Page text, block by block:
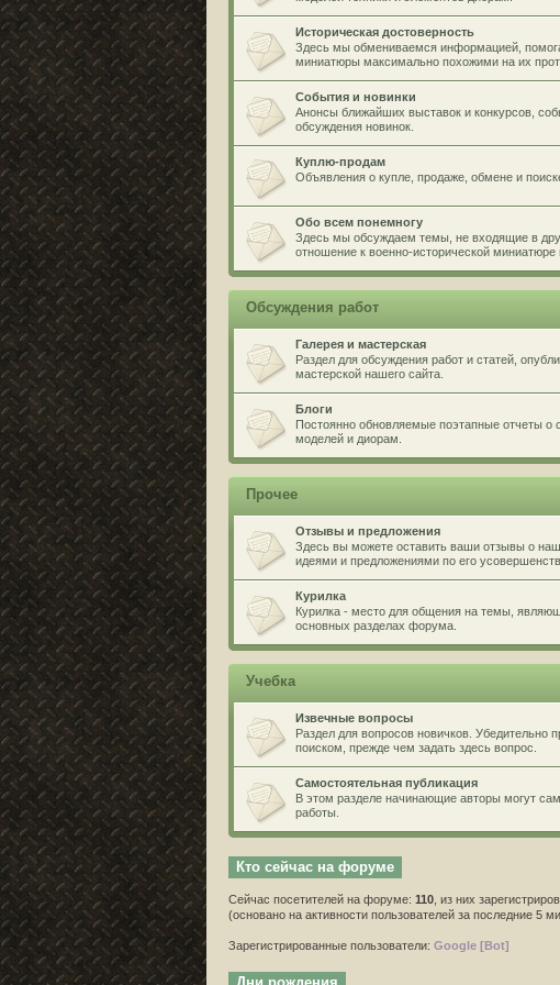
Историческая достоверность
Здесь мы обмениваемся информацией,
миниатюры максимально похожими на их
События и новинки
Анонсы ближайших выставок и конкурсов,
обсуждения новинок.
Куплю-продам
Объявления о купле, продаже, обмене и
Обо всем понемногу
Здесь мы обсуждаем темы, не входящие в
отношение к военно-исторической миниатюре
Обсуждения работ
Галерея и мастерская
Раздел для обсуждения работ и статей,
мастерской нашего сайта.
Блоги
Постоянно обновляемые поэтапные отчеты о
моделей и диорам.
Прочее
Отзывы и предложения
Здесь вы можете оставить ваши отзывы о
идеями и предложениями по его
Курилка
Курилка - место для общения на темы,
основных разделах форума.
Учебка
Извечные вопросы
Раздел для вопросов новичков. Убедительно
поиском, прежде чем задать здесь вопрос.
Самостоятельная публикация
В этом разделе начинающие авторы могут
работы.
Кто сейчас на форуме
Сейчас посетителей на форуме: 110 , из них
(основано на активности пользователей за последние 5
Зарегистрированные пользователи: Google [Bot]